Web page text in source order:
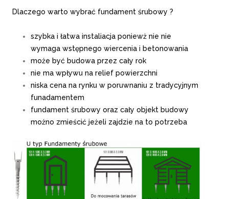
Dlaczego warto wybrać fundament śrubowy ?
szybka i łatwa instaliacja poniewż nie nie
wymaga wstępnego wiercenia i betonowania
może być budowa przez cały rok
nie ma wpływu na relief powierzchni
niska cena na rynku w poruwnaniu z tradycyjnym
funadamentem
fundament śrubowy oraz cały objekt budowy
możno zmieścić jeżeli zajdzie na to potrzeba